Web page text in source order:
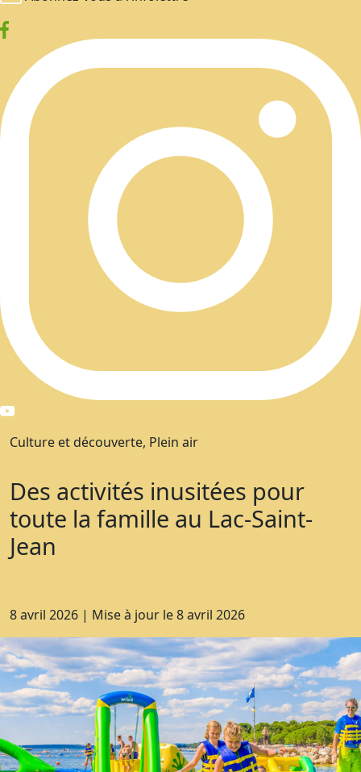
Culture et découverte, Plein air
Des activités inusitées pour
toute la famille au Lac-Saint-
Jean
8 avril 2026 | Mise à jour le8 avril 2026